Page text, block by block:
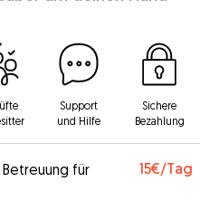
Support
und Hilfe
Sichere
Bezahlung
für
15€/Tag